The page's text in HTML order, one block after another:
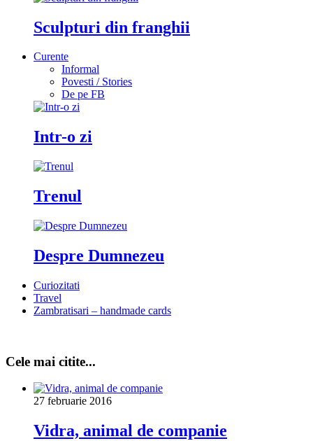
Sculpturi din franghii
Curente
Informal
Povesti / Stories
De pe FB
Intr-o zi
Trenul
Despre Dumnezeu
Curiozitati
Travel
Zambratisari – handmade cards
Cele mai citite...
27 februarie 2016
Vidra, animal de companie